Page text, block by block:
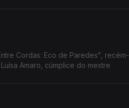
Cordas: Eco de Paredes", recém-
Amaro, cúmplice do mestre